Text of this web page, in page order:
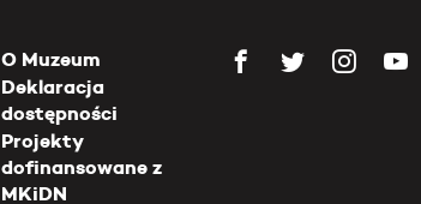
O Muzeum
Deklaracja
dostępności
Projekty
dofinansowane z
MKiDN